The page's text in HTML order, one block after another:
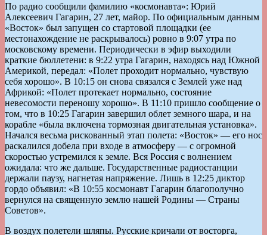
По радио сообщили фамилию «космонавта»: Юрий
Алексеевич Гагарин, 27 лет, майор. По официальным данным
«Восток» был запущен со стартовой площадки (ее
местонахождение не раскрывалось) ровно в 9:07 утра по
московскому времени. Периодически в эфир выходили
краткие бюллетени: в 9:22 утра Гагарин, находясь над Южной
Америкой, передал: «Полет проходит нормально, чувствую
себя хорошо». В 10:15 он снова связался с Землей уже над
Африкой: «Полет протекает нормально, состояние
невесомости переношу хорошо». В 11:10 пришло сообщение о
том, что в 10:25 Гагарин завершил облет земного шара, и на
корабле «была включена тормозная двигательная установка».
Начался весьма рискованный этап полета: «Восток» — его нос
раскалился добела при входе в атмосферу — с огромной
скоростью устремился к земле. Вся Россия с волнением
ожидала: что же дальше. Государственные радиостанции
держали паузу, нагнетая напряжение. Лишь в 12:25 диктор
гордо объявил: «В 10:55 космонавт Гагарин благополучно
вернулся на священную землю нашей Родины — Страны
Советов».
В воздух полетели шляпы. Русские кричали от восторга,